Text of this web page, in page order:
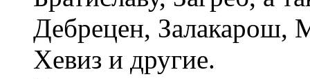
Дебрецен, Залакарош,
Хевиз и другие.